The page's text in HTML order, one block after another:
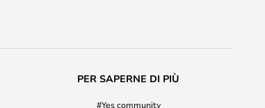
PER SAPERNE DI PIÙ
#Yes community